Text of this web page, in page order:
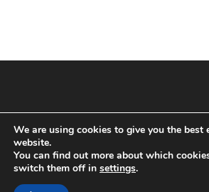
We are using cookies to give you the best
website.
You can find out more about which
switch them off in settings.